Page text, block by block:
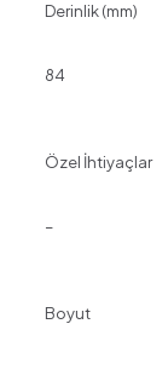
Derinlik (mm)
84
Özel İhtiyaçlar
–
Boyut